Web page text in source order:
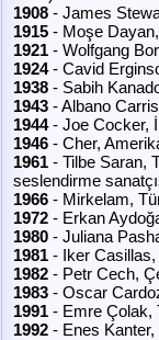
1908 - James
1915 - Moşe
1921 - Wolfgang
1924- Cavid
1938 - Sabih
1943 - Albano
1944- Joe Cocker,
1946 - Cher,
1961 - Tilbe Saran,
seslendirme
1966 - Mirkelam,
1972 - Erkan
1980 - Juliana
1981 - Iker
1982 - Petr Cech,
1983 - Oscar
1991 - Emre Çolak,
1992 - Enes